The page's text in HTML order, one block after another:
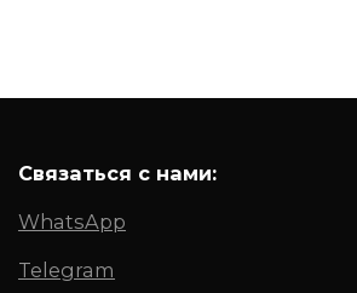
Связаться с нами:
WhatsApp
Telegram